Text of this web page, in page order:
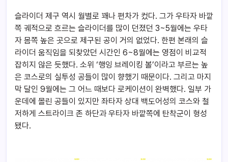
슬라이더 제구 역시 월별로 꽤나 편차가 컸다. 그가 우타자 바깥
쪽 궤적으로 흐르는 슬라이더를 많이 던졌던 3~5월에는 우타
자 몸쪽 높은 곳으로 제구된 공이 거의 없었다. 한편 본래의 슬
라이더 움직임을 되찾았던 시간인 6~8월에는 영점이 비교적
잡히지 않은 듯했다. 소위 ‘행잉 브레이킹 볼’이라고 부르는 높
은 코스로의 실투성 공들이 많이 향했기 때문이다. 그리고 마지
막 달인 9월에는 그 어느 때보다 로케이션이 완벽했다. 일부 가
운데에 몰린 공들이 있지만 좌타자 상대 백도어성의 코스와 철
저하게 스트라이크 존 하단과 우타자 바깥쪽에 탄착군이 형성
됐다.